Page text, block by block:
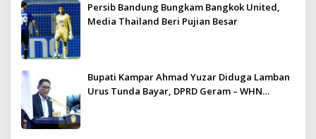
Persib Bandung Bungkam Bangkok United,
Media Thailand Beri Pujian Besar
Bupati Kampar Ahmad Yuzar Diduga Lamban
Urus Tunda Bayar, DPRD Geram – WHN